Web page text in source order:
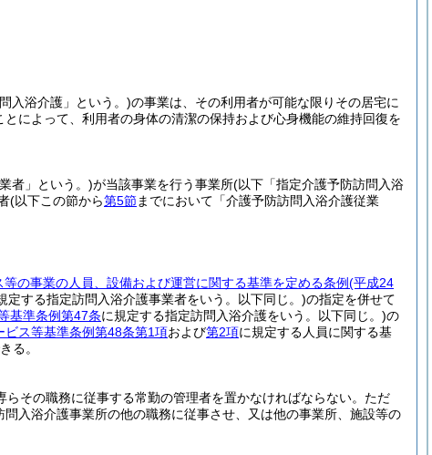
入浴介護」という。)の事業は、その利用者が可能な限りその居宅に
によって、利用者の身体の清潔の保持および心身機能の維持回復を
者」という。)が当該事業を行う事業所(以下「指定介護予防訪問入浴
(以下この節から第5節までにおいて「介護予防訪問入浴介護従業
の事業の人員、設備および運営に関する基準を定める条例(平成24
定する指定訪問入浴介護事業者をいう。以下同じ。)の指定を併せて
基準条例第47条に規定する指定訪問入浴介護をいう。以下同じ。)の
ビス等基準条例第48条第1項および第2項に規定する人員に関する基
る。
その職務に従事する常勤の管理者を置かなければならない。 ただ
入浴介護事業所の他の職務に従事させ、又は他の事業所、施設等の